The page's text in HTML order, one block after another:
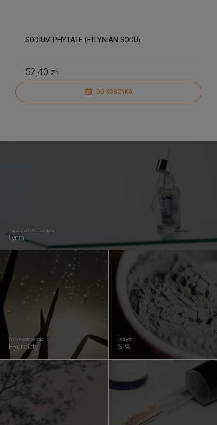
SODIUM PHYTATE (FITYNIAN SODU)
52,40 zł
DO KOSZYKA
Nasza marka kosmetyków
Lynia
Wody kwiatowe oraz
Hydrolaty
Produkty
SPA